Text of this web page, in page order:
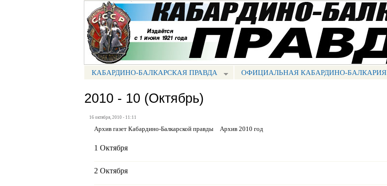
Перейти к
основному
Портал СМИ КБР
МЕНЮ КБП
КАБАРДИНО-БАЛКАРСКАЯ ПРАВДА ОФИЦИАЛЬНАЯ КАБАРДИНО-БАЛКАРИЯ
2010 - 10 (Октябрь)
16 октября, 2010 - 11:11
Архив газет Кабардино-Балкарской правды Архив 2010 год
1 Октября
2 Октября